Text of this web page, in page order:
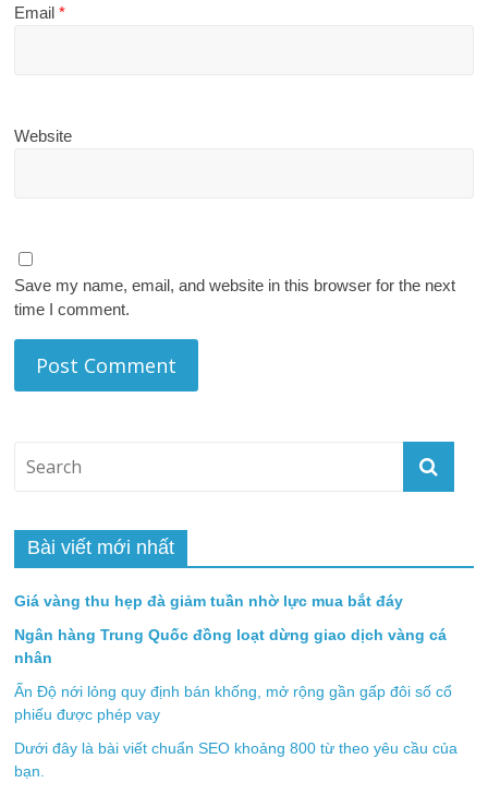
Email*
Website
Save my name, email, and website in this browser for the next
time I comment.
Bài viết mới nhất
Giá vàng thu hẹp đà giảm tuần nhờ lực mua bắt đáy
Ngân hàng Trung Quốc đồng loạt dừng giao dịch vàng cá
nhân
Ấn Độ nới lỏng quy định bán khống, mở rộng gần gấp đôi số cổ
phiếu được phép vay
Dưới đây là bài viết chuẩn SEO khoảng 800 từ theo yêu cầu của
bạn.